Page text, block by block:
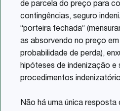
de parcela do preço para
contingências, seguro
“porteira fechada”
as absorvendo no preço
probabilidade de perda),
hipóteses de indenização e
procedimentos
Não há uma única